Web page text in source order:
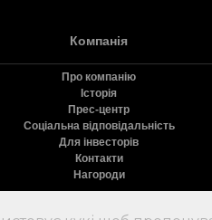
Компанія
Про компанію
Історія
Прес-центр
Соціальна відповідальність
Для інвесторів
Контакти
Нагороди